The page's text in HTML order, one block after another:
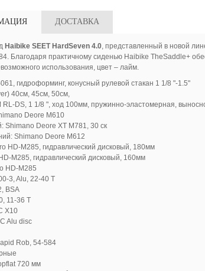
ДОСТАВКА
Haibike SEET HardSeven 4.0, представленный в новой
Благодаря практичному сиденью Haibike TheSaddle+
использования, цвет – лайм.
гидроформинг, конусный рулевой стакан 1 1/8 "-1.5"
40см, 45см, 50см,
RL-DS, 1 1/8 ", ход 100мм, пружинно-эластомерная,
Deore M610
Shimano Deore XT M781, 30 ск
Shimano Deore M612
HD-M285, гидравлический дисковый, 180мм
M285, гидравлический дисковый, 160мм
HD-M285
3, Alu, 22-40 Т
BSA
11-36 Т
X10
Alu disc
Rob, 54-584
720 мм